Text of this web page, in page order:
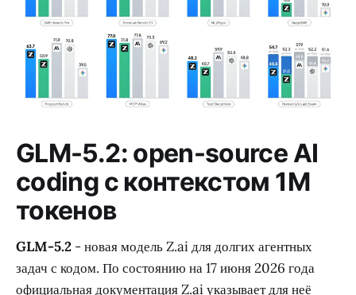
GLM-5.2: open-source AI
coding с контекстом 1M
токенов
GLM-5.2 - новая модель Z.ai для долгих агентных
задач с кодом. По состоянию на 17 июня 2026 года
официальная документация Z.ai указывает для неё